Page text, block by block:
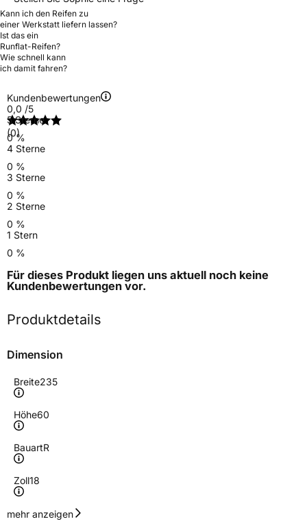
Kann ich den Reifen zu
einer Werkstatt liefern lassen?
Ist das ein
Runflat-Reifen?
Wie schnell kann
ich damit fahren?
Kundenbewertungen
0,0 /5
(0)
5 Sterne
0 %
4 Sterne
0 %
3 Sterne
0 %
2 Sterne
0 %
1 Stern
0 %
Für dieses Produkt liegen uns aktuell noch keine
Kundenbewertungen vor.
Produktdetails
Dimension
Breite235
Höhe60
BauartR
Zoll18
Geschwindigkeitsindex
mehr anzeigen